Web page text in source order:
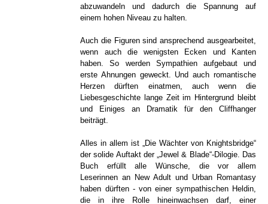
abzuwandeln und dadurch die Spannung auf
einem hohen Niveau zu halten.
Auch die Figuren sind ansprechend ausgearbeitet,
wenn auch die wenigsten Ecken und Kanten
haben. So werden Sympathien aufgebaut und
erste Ahnungen geweckt. Und auch romantische
Herzen dürften einatmen, auch wenn die
Liebesgeschichte lange Zeit im Hintergrund bleibt
und Einiges an Dramatik für den Cliffhanger
beiträgt.
Alles in allem ist „Die Wächter von Knightsbridge“
der solide Auftakt der „Jewel & Blade“-Dilogie. Das
Buch erfüllt alle Wünsche, die vor allem
Leserinnen an New Adult und Urban Romantasy
haben dürften - von einer sympathischen Heldin,
die in ihre Rolle hineinwachsen darf, einer